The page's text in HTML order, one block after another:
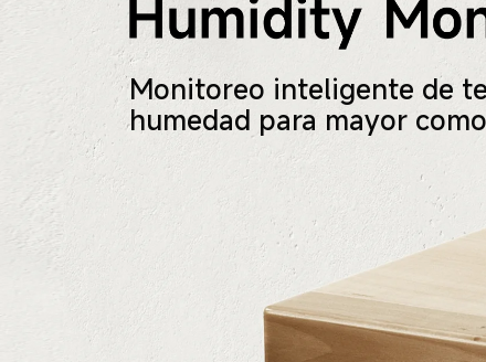
Monitoreo inteligente de
humedad para mayor